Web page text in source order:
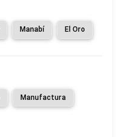
Manabí El Oro
Manufactura